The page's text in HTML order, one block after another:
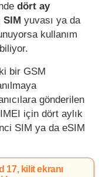
dört ay
yuvası ya da
kullanım
bir GSM
gönderilen
için dört aylık
SIM ya da eSIM
17, kilit ekranı